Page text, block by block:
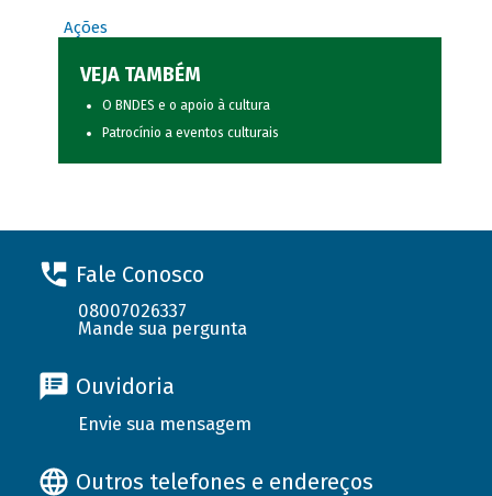
Ações
VEJA TAMBÉM
O BNDES e o apoio à cultura
Patrocínio a eventos culturais
Fale Conosco
08007026337
Mande sua pergunta
Ouvidoria
Envie sua mensagem
Outros telefones e endereços